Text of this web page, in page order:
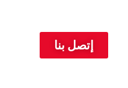
إتصل بنا